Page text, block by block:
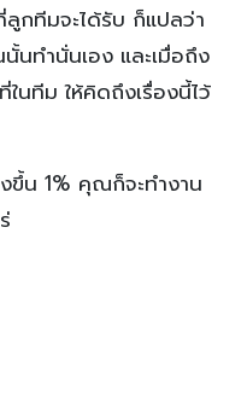
กทีมจะได้รับ ก็แปลว่า
นทำนั่นเอง และเมื่อถึง
นทีม ให้คิดถึงเรื่องนี้ไว้
ขึ้น 1% คุณก็จะทำงาน